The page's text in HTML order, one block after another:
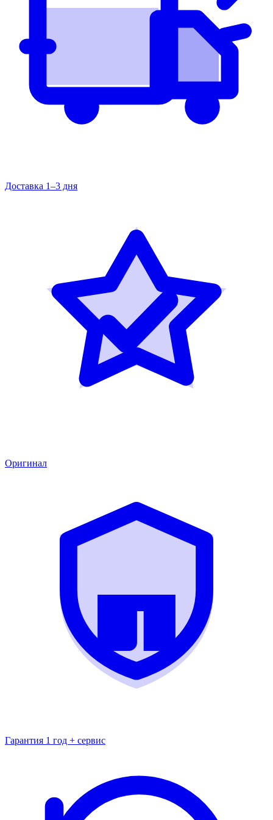
Доставка 1–3 дня
Оригинал
Гарантия 1 год + сервис